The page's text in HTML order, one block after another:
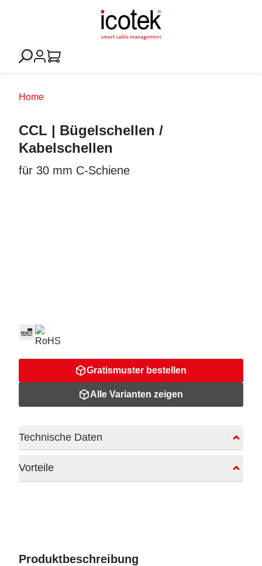
Home
CCL | Bügelschellen /
Kabelschellen
für 30 mm C-Schiene
Gratismuster bestellen
Alle Varianten zeigen
Technische Daten
Vorteile
Produktbeschreibung